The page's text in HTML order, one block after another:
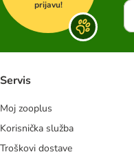
prijavu!
Servis
Moj zooplus
Korisnička služba
Troškovi dostave